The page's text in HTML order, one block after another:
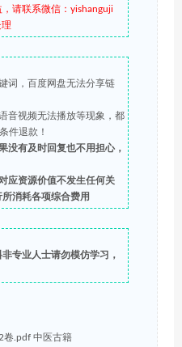
请联系微信：yishanguji
词，百度网盘无法分享链
音视频无法播放等现象，都
件退款！
没有及时回复也不用担心，
应资源价值不发生任何关
消耗各项综合费用
专业人士请勿模仿学习，
卷.pdf 中医古籍